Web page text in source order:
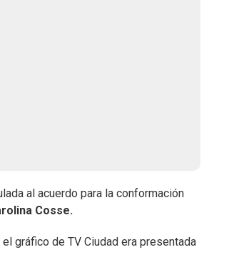
al acuerdo para la conformación
Cosse.
gráfico de TV Ciudad era presentada